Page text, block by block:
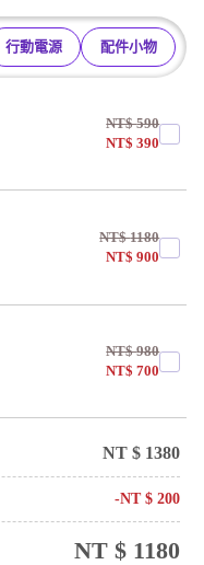
行動電源 配件小物
NT$590
NT$390
NT$1180
NT$900
NT$980
NT$700
NT $ 1380
-NT $200
NT $ 1180